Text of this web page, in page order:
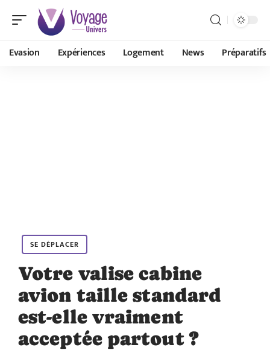
Evasion Expériences Logement News Préparatifs
SE DÉPLACER
Votre valise cabine
avion taille standard
est-elle vraiment
acceptée partout ?